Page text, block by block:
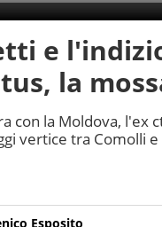
e
la
con la Moldova, l'ex
vertice tra Comolli
Esposito